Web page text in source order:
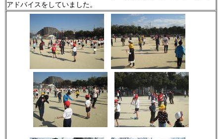
アドバイスをしていました。